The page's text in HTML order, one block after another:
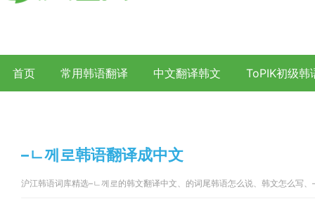
首页 常用韩语翻译 中文翻译韩文 ToPIK初级韩
–ㄴ께로韩语翻译成中文
沪江韩语词库精选–ㄴ께로的韩文翻译中文、的词尾韩语怎么说、韩文怎么写